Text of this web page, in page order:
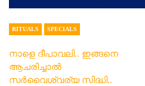
RITUALS SPECIALS
നാളെ ദീപാവലി.. ഇങ്ങനെ
ആചരിച്ചാൽ
സർവൈശ്വര്യ സിദ്ധി..